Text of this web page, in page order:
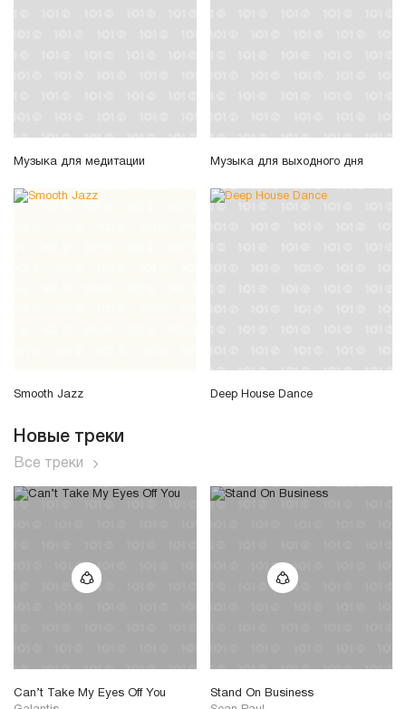
Музыка для медитации Музыка для выходного дня
Smooth Jazz Deep House Dance
Новые треки
Все треки
Can’t Take My Eyes Off You
Stand On Business